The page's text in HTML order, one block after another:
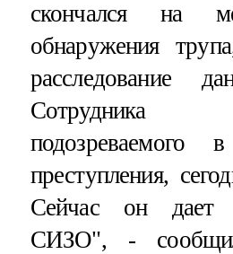
скончался на
обнаружения
расследование
Сотрудника
подозреваемого
преступления,
Сейчас он дает
СИЗО", -